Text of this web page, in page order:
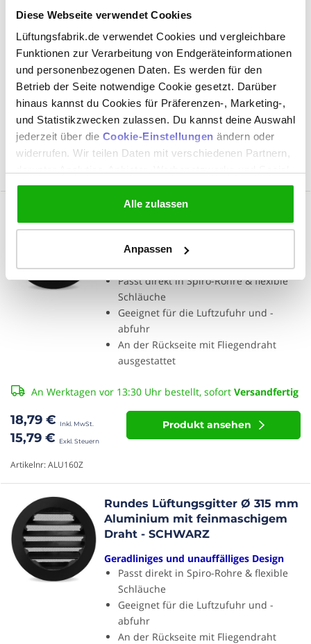
Diese Webseite verwendet Cookies
Lüftungsfabrik.de verwendet Cookies und vergleichbare
Funktionen zur Verarbeitung von Endgeräteinformationen
und personenbezogenen Daten. Es werden für den
Betrieb der Seite notwendige Cookie gesetzt. Darüber
hinaus kannst du Cookies für Präferenzen-, Marketing-,
und Statistikzwecken zulassen. Du kannst deine Auswahl
jederzeit über die Cookie-Einstellungen ändern oder
widerrufen. Wir teilen Daten mit verschiedenen Partnern,
Media-Plattformen. In unsererCookie-Erklärungfindest
du die vollständige Liste aller Partner sowie die jeweiligen
Speicherfristen pro Kategorie. Zur
Technisch notwendig (nicht abwählbar)
Präferenzen (Einstellungen zu speichern)
Statistik/Analytics (Messung der Websitenutzung)
Marketing (personalisierte Inhalte und Werbung)
Alle zulassen
Anpassen
Geeignet für die Luftzufuhr und -
abfuhr
An der Rückseite mit Fliegendraht
ausgestattet
29,99 €
25,20 €
An Werktagen vor 13:30 Uhr bestellt, sofortVersandfertig
Produkt ansehen
Artikelnr: ALU200Z
Rundes Lüftungsgitter Ø 160 mm
Aluminium mit feinmaschigem
Draht - SCHWARZ
Geradliniges und unauffälliges Design
Passt direkt in Spiro-Rohre & flexible
Schläuche
Geeignet für die Luftzufuhr und -
abfuhr
An der Rückseite mit Fliegendraht
ausgestattet
18,79 €
15,79 €
An Werktagen vor 13:30 Uhr bestellt, sofort Versandfertig
Produkt ansehen
Artikelnr: ALU160Z
Rundes Lüftungsgitter Ø 315 mm
Aluminium mit feinmaschigem
Draht - SCHWARZ
Geradliniges und unauffälliges Design
Passt direkt in Spiro-Rohre & flexible
Schläuche
Geeignet für die Luftzufuhr und -
abfuhr
An der Rückseite mit Fliegendraht